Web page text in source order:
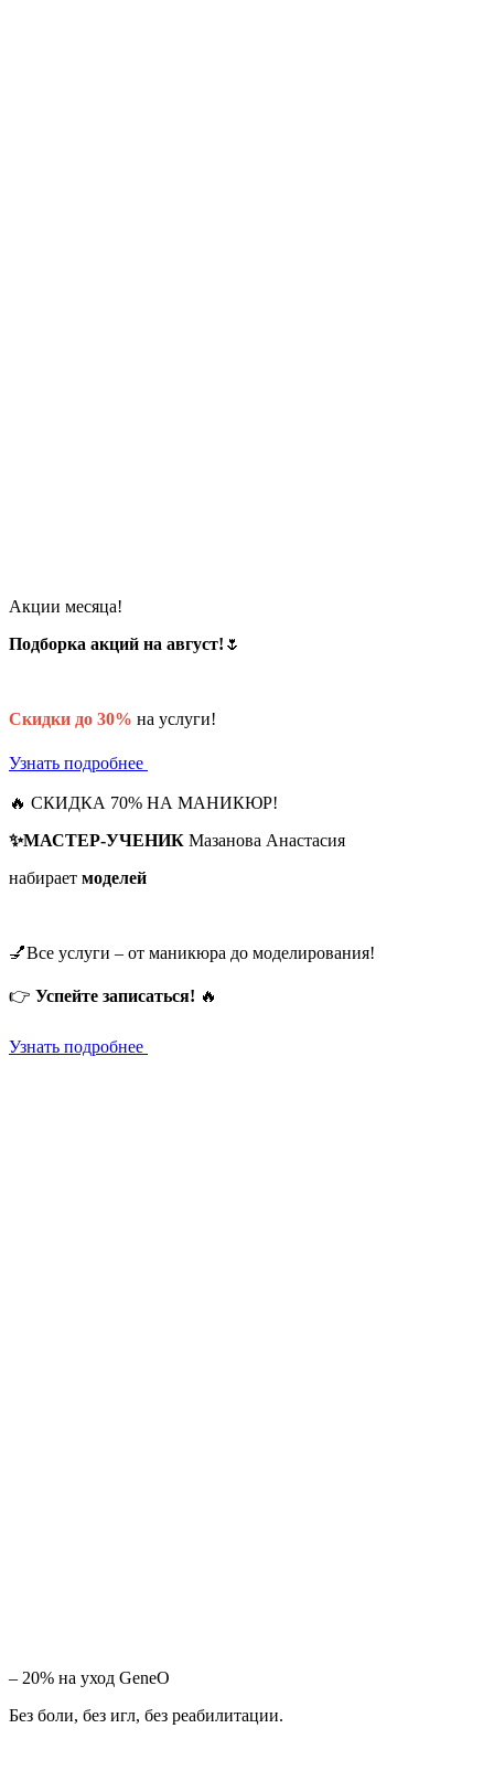
Акции месяца!
Подборка акций на август! 🌷
Скидки до 30% на услуги!
Узнать подробнее
🔥 СКИДКА 70% НА МАНИКЮР!
✨МАСТЕР-УЧЕНИК Мазанова Анастасия
набирает моделей
💅Все услуги – от маникюра до моделирования!
👉 Успейте записаться! 🔥
Узнать подробнее
– 20% на уход GeneO
Без боли, без игл, без реабилитации.